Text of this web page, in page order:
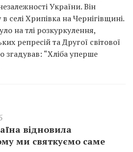
України. Він
селі Хрипівка на Чернігівщині.
на тлі розкуркулення,
репресій та Другої світової
згадував: “Хліба уперше
відновила
ми святкуємо саме